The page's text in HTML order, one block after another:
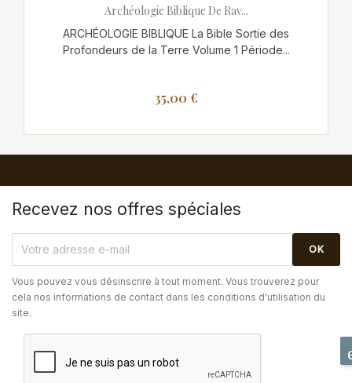
Archéologie Biblique De Rav...
ARCHÉOLOGIE BIBLIQUE La Bible Sortie des
Profondeurs de la Terre Volume 1 Période...
35,00 €
Recevez nos offres spéciales
Vous pouvez vous désinscrire à tout moment. Vous trouverez pour
cela nos informations de contact dans les conditions d'utilisation du
site.